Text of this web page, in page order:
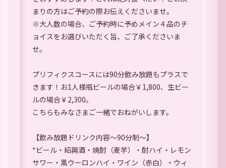
まりの方はご予約の際お伝えくださいませ。
※大人数の場合、ご予約時に予めメイン４品のチ
ョイスをお選びいただく旨、ご了承くださいま
せ。
プリフィクスコースには90分飲み放題もプラスで
きます！お1人様瓶ビールの場合￥1,800、生ビー
ルの場合￥2,300。
こちらもみなさまご一緒でおねがいします。
【飲み放題ドリンク内容～90分制～】
*ビール・紹興酒・焼酎（麦芋）・酎ハイ・レモン
サワー・黒ウーロンハイ・ワイン（赤白）・ウィ